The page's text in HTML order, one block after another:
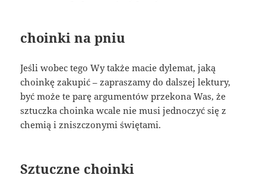
choinki na pniu
Jeśli wobec tego Wy także macie dylemat, jaką
choinkę zakupić – zapraszamy do dalszej lektury,
być może te parę argumentów przekona Was, że
sztuczka choinka wcale nie musi jednoczyć się z
chemią i zniszczonymi świętami.
Sztuczne choinki